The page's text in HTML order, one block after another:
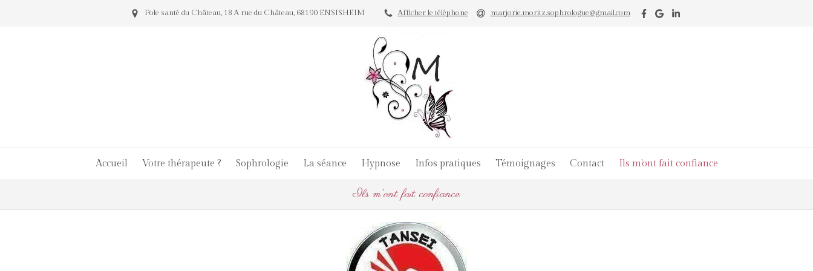
Pole santé du Château, 18 A rue du Château, 68190 ENSISHEIM Afficher le téléphone marjorie.moritz.sophrologue@gmail.com
Accueil Votre thérapeute ? Sophrologie La séance Hypnose Infos pratiques Témoignages Contact Ils m'ont fait confiance
Ils m'ont fait confiance